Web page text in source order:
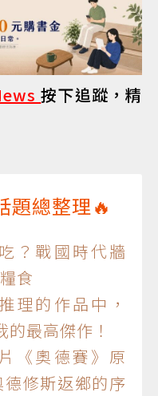
按下追蹤，精
題總整理🔥
？戰國時代牆
食
理的作品中，
的最高傑作！
《奧德賽》原
修斯返鄉的序